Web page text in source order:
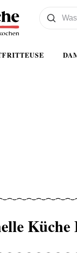
Was wollen Sie
Suchen
Küche